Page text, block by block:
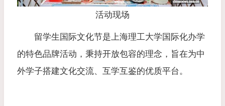
活动现场
留学生国际文化节是上海理工大学国际化办学
的特色品牌活动，秉持开放包容的理念，旨在为中
外学子搭建文化交流、互学互鉴的优质平台。